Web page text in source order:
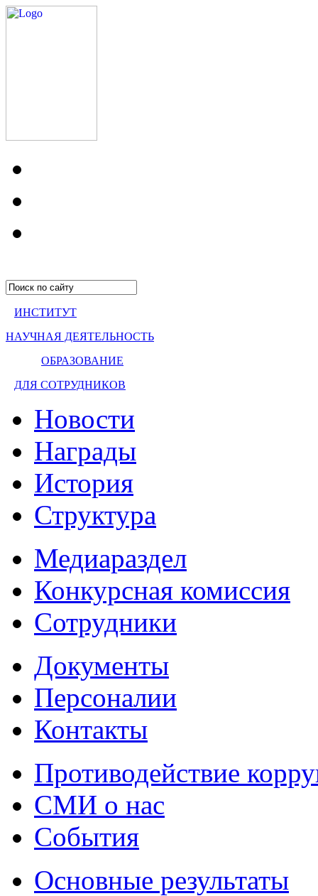
ИНСТИТУТ
НАУЧНАЯ ДЕЯТЕЛЬНОСТЬ
ОБРАЗОВАНИЕ
ДЛЯ СОТРУДНИКОВ
Новости
Награды
История
Структура
Медиараздел
Конкурсная комиссия
Сотрудники
Документы
Персоналии
Контакты
Противодействие
СМИ о нас
События
Основные результаты